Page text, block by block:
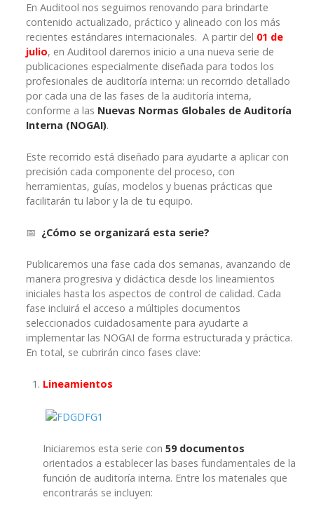
En Auditool nos seguimos renovando para brindarte
contenido actualizado, práctico y alineado con los más
recientes estándares internacionales. A partir del 01 de
julio, en Auditool daremos inicio a una nueva serie de
publicaciones especialmente diseñada para todos los
profesionales de auditoría interna: un recorrido detallado
por cada una de las fases de la auditoría interna,
conforme a las Nuevas Normas Globales de Auditoría
Interna (NOGAI).
Este recorrido está diseñado para ayudarte a aplicar con
precisión cada componente del proceso, con
herramientas, guías, modelos y buenas prácticas que
facilitarán tu labor y la de tu equipo.
📅 ¿Cómo se organizará esta serie?
Publicaremos una fase cada dos semanas, avanzando de
manera progresiva y didáctica desde los lineamientos
iniciales hasta los aspectos de control de calidad. Cada
fase incluirá el acceso a múltiples documentos
seleccionados cuidadosamente para ayudarte a
implementar las NOGAI de forma estructurada y práctica.
En total, se cubrirán cinco fases clave:
Lineamientos
Iniciaremos esta serie con 59 documentos
orientados a establecer las bases fundamentales de la
función de auditoría interna. Entre los materiales que
encontrarás se incluyen: